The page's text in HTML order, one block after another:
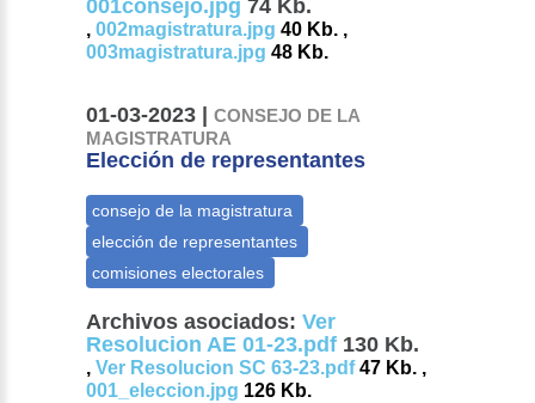
001consejo.jpg 74 Kb.
,002magistratura.jpg 40 Kb. ,
003magistratura.jpg 48 Kb.
01-03-2023 |CONSEJO DE LA
MAGISTRATURA
Elección de representantes
Archivos asociados: Ver
Resolucion AE 01-23.pdf 130 Kb.
,Ver Resolucion SC 63-23.pdf47 Kb. ,
001_eleccion.jpg 126 Kb.